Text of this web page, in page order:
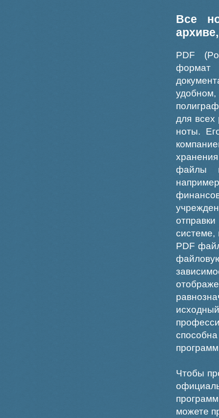
Все
PDF
формат
для всех
ноты.
файлы
системе,
PDF
Чтобы
можете